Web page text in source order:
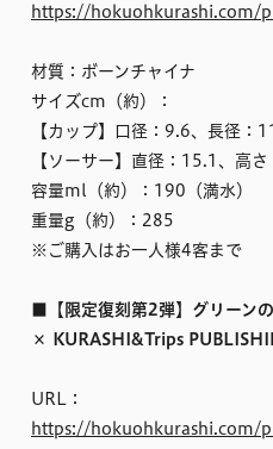
https://hokuohkurashi.com/
材質：ボーンチャイナ
サイズcm（約）：
【カップ】口径：9.6、長径：
【ソーサー】直径：15.1、高さ
容量ml（約）：190（満水）
重量g（約）：285
※ご購入はお一人様4客まで
■【限定復刻第2弾】グリーン
× KURASHI&Trips
URL：
https://hokuohkurashi.com/